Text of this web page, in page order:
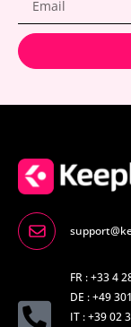
FR : +33 4
DE : +49
IT : +39 02